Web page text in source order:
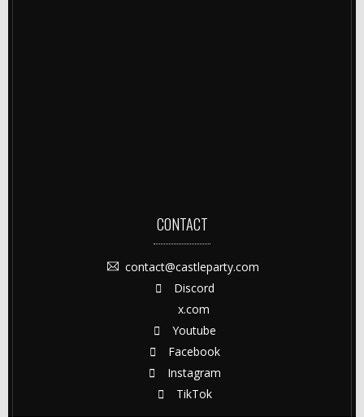
CONTACT
contact@castleparty.com
Discord
x.com
Youtube
Facebook
Instagram
TikTok